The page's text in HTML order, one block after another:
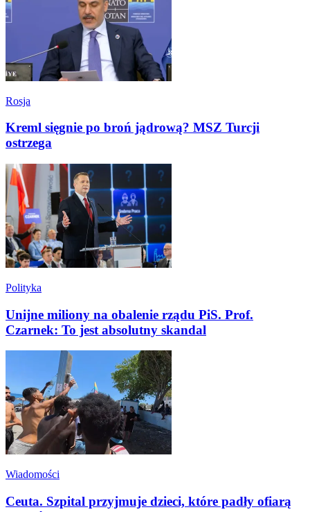
Rosja
Kreml sięgnie po broń jądrową? MSZ Turcji
ostrzega
Polityka
Unijne miliony na obalenie rządu PiS. Prof.
Czarnek: To jest absolutny skandal
Wiadomości
Ceuta. Szpital przyjmuje dzieci, które padły ofiarą